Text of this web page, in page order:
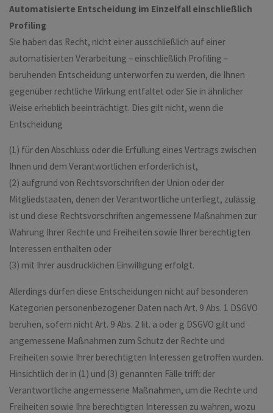
Automatisierte Entscheidung im Einzelfall einschließlich
Profiling
Sie haben das Recht, nicht einer ausschließlich auf einer
automatisierten Verarbeitung – einschließlich Profiling –
beruhenden Entscheidung unterworfen zu werden, die Ihnen
gegenüber rechtliche Wirkung entfaltet oder Sie in ähnlicher
Weise erheblich beeinträchtigt. Dies gilt nicht, wenn die
Entscheidung
(1) für den Abschluss oder die Erfüllung eines Vertrags zwischen
Ihnen und dem Verantwortlichen erforderlich ist,
(2) aufgrund von Rechtsvorschriften der Union oder der
Mitgliedstaaten, denen der Verantwortliche unterliegt, zulässig
ist und diese Rechtsvorschriften angemessene Maßnahmen zur
Wahrung Ihrer Rechte und Freiheiten sowie Ihrer berechtigten
Interessen enthalten oder
(3) mit Ihrer ausdrücklichen Einwilligung erfolgt.
Allerdings dürfen diese Entscheidungen nicht auf besonderen
Kategorien personenbezogener Daten nach Art. 9 Abs. 1 DSGVO
beruhen, sofern nicht Art. 9 Abs. 2 lit. a oder g DSGVO gilt und
angemessene Maßnahmen zum Schutz der Rechte und
Freiheiten sowie Ihrer berechtigten Interessen getroffen wurden.
Hinsichtlich der in (1) und (3) genannten Fälle trifft der
Verantwortliche angemessene Maßnahmen, um die Rechte und
Freiheiten sowie Ihre berechtigten Interessen zu wahren, wozu